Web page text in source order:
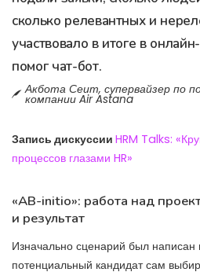
сколько релевантных и
участвовало в итоге в
помог чат-бот.
Акбота Сеит, супервайзер по
компании Air Astana
Запись дискуссии HRM Talks:
процессов глазами HR»
«AB-initio»: работа над
и результат
Изначально сценарий был написан
потенциальный кандидат сам